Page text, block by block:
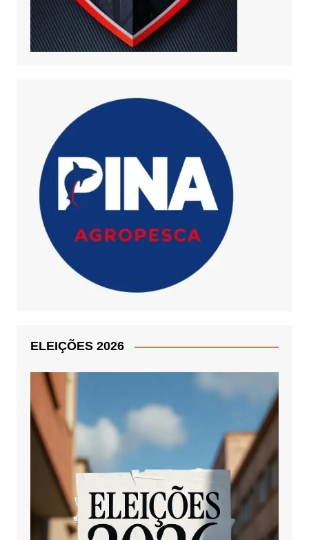
ELEIÇÕES 2026